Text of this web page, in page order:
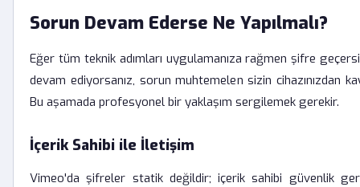
Sorun Devam Ederse Ne Yapılmalı?
Eğer tüm teknik adımları uygulamanıza rağmen şifre
devam ediyorsanız, sorun muhtemelen sizin cihazınızdan
Bu aşamada profesyonel bir yaklaşım sergilemek gerekir.
İçerik Sahibi ile İletişim
Vimeo'da şifreler statik değildir; içerik sahibi güvenlik